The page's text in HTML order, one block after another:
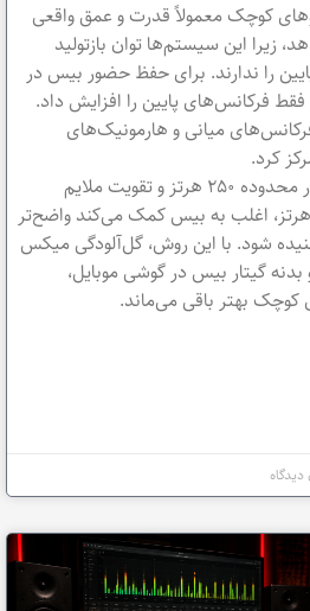
کوچک معمولاً قدرت و عمق واقعی
زیرا این سیستم‌ها توان بازتولید
را ندارند. برای حفظ حضور بیس در
فرکانس‌های پایین را افزایش داد.
میانی و هارمونیک‌های
کرد.
کاهش کنترل‌شده در محدوده ۲۵۰ هرتز و تقویت ملایم
محدوده ۶۰۰ تا ۸۰۰ هرتز، اغلب به بیس کمک می‌کند واضح‌تر
شود. با این روش، گل‌آلودگی میکس
گیتار بیس در گوشی موبایل،
بهتر باقی می‌ماند.